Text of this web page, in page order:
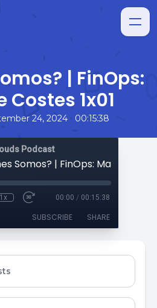
| FinOps:
Costes 1x01
24, 2024 • 00:15:38
Podcast
1x 00:00 / 00:15:38
SUBSCRIBE SHARE